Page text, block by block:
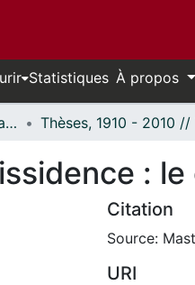
Statistiques À propos
Thèses uOttawa // uOttawa Theses
:
Citation
Source:
URI